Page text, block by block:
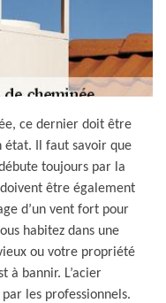
ce dernier doit être
état. Il faut savoir que
toujours par la
être également
d’un vent fort pour
habitez dans une
ou votre propriété
à bannir. L’acier
les professionnels.